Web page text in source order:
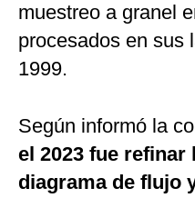
muestreo a granel
procesados en sus
1999.
Según informó la
el 2023 fue refinar
diagrama de flujo